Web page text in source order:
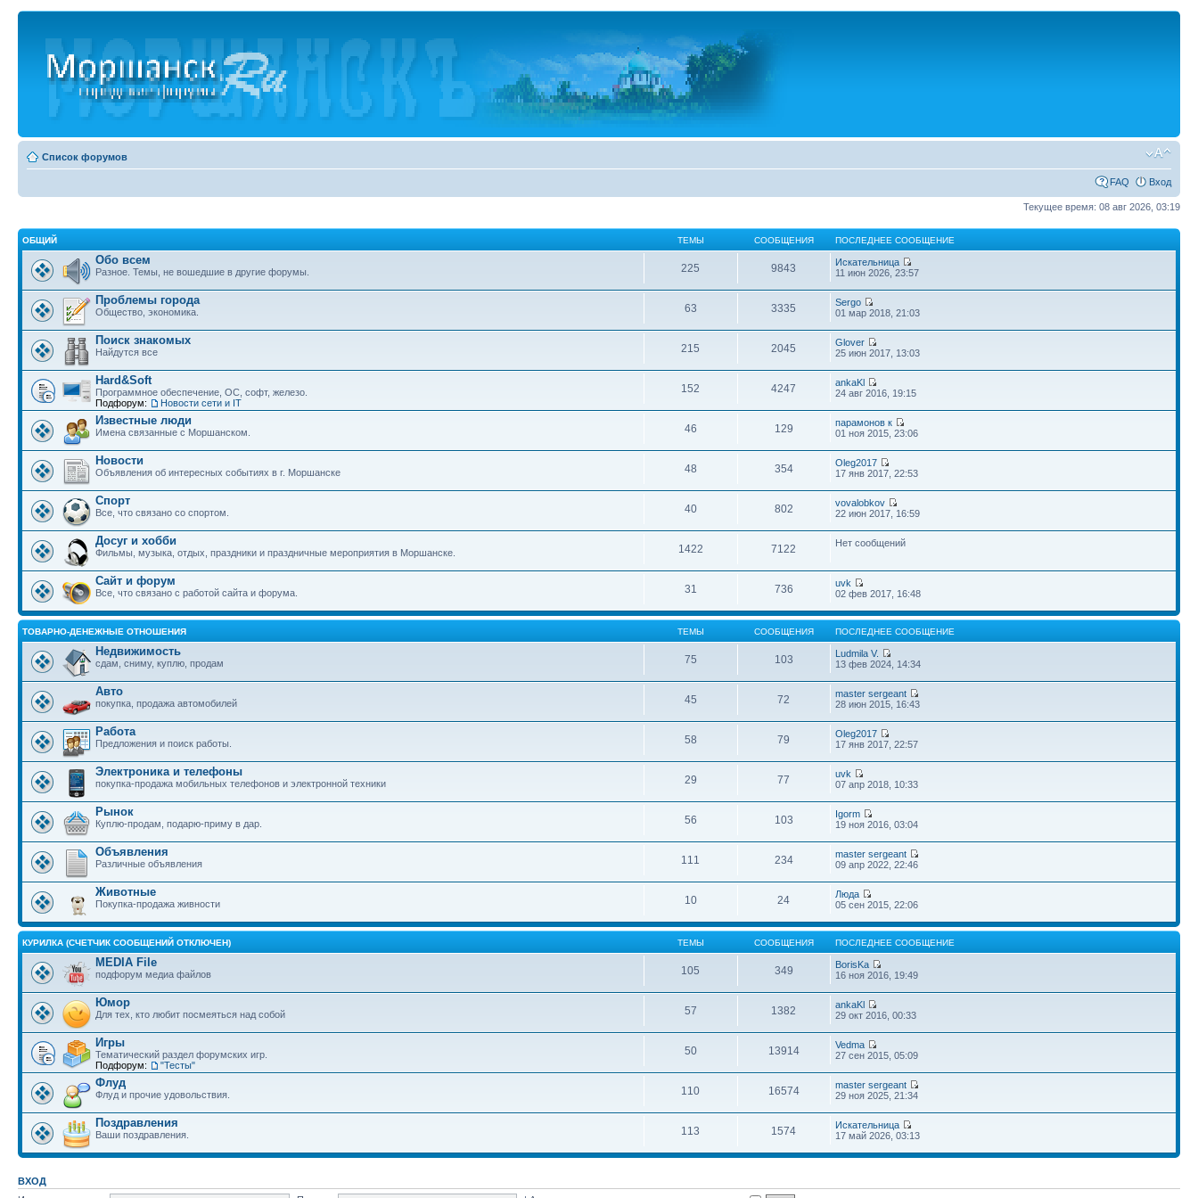
Список форумов
FAQ Вход
Текущее время: 08 авг 2026, 03:19
ОБЩИЙ ТЕМЫ СООБЩЕНИЯ ПОСЛЕДНЕЕ СООБЩЕНИЕ
Обо всем
Разное. Темы, не вошедшие в другие форумы. 225 9843
Искательница
11 июн 2026, 23:57
Проблемы города
Общество, экономика. 63 3335
Sergo
01 мар 2018, 21:03
Поиск знакомых
Найдутся все 215 2045
Glover
25 июн 2017, 13:03
Hard&Soft
Программное обеспечение, ОС, софт, железо.
Подфорум:
Новости сети и IT
152 4247
ankaKl
24 авг 2016, 19:15
Известные люди
Имена связанные с Моршанском. 46 129
парамонов к
01 ноя 2015, 23:06
Новости
Объявления об интересных событиях в г. Моршанске 48 354
Oleg2017
17 янв 2017, 22:53
Спорт
Все, что связано со спортом. 40 802
vovalobkov
22 июн 2017, 16:59
Досуг и хобби
Фильмы, музыка, отдых, праздники и праздничные мероприятия в Моршанске. 1422 7122 Нет сообщений
Сайт и форум
Все, что связано с работой сайта и форума. 31 736
uvk
02 фев 2017, 16:48
ТОВАРНО-ДЕНЕЖНЫЕ ОТНОШЕНИЯ ТЕМЫ СООБЩЕНИЯ ПОСЛЕДНЕЕ СООБЩЕНИЕ
Недвижимость
сдам, сниму, куплю, продам 75 103
Ludmila V.
13 фев 2024, 14:34
Авто
покупка, продажа автомобилей 45 72
master sergeant
28 июн 2015, 16:43
Работа
Предложения и поиск работы. 58 79
Oleg2017
17 янв 2017, 22:57
Электроника и телефоны
покупка-продажа мобильных телефонов и электронной техники 29 77
uvk
07 апр 2018, 10:33
Рынок
Куплю-продам, подарю-приму в дар. 56 103
Igorm
19 ноя 2016, 03:04
Объявления
Различные объявления 111 234
master sergeant
09 апр 2022, 22:46
Животные
Покупка-продажа живности 10 24
Люда
05 сен 2015, 22:06
КУРИЛКА (СЧЕТЧИК СООБЩЕНИЙ ОТКЛЮЧЕН) ТЕМЫ СООБЩЕНИЯ ПОСЛЕДНЕЕ СООБЩЕНИЕ
MEDIA File
подфорум медиа файлов 105 349
BorisKa
16 ноя 2016, 19:49
Юмор
Для тех, кто любит посмеяться над собой 57 1382
ankaKl
29 окт 2016, 00:33
Игры
Тематический раздел форумских игр.
Подфорум:
"Тесты"
50 13914
Vedma
27 сен 2015, 05:09
Флуд
Флуд и прочие удовольствия. 110 16574
master sergeant
29 ноя 2025, 21:34
Поздравления
Ваши поздравления. 113 1574
Искательница
17 май 2026, 03:13
ВХОД